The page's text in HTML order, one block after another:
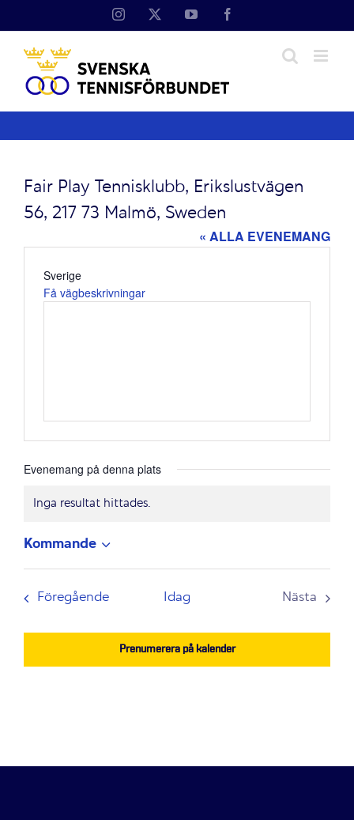
Instagram YouTube
Fair Play Tennisklubb, Erikslustvägen
56, 217 73 Malmö, Sweden
« ALLA EVENEMANG
Adress
Sverige
Få vägbeskrivningar
Evenemang på denna plats
Notis
Inga resultat hittades.
Kommande
Välj
datum.
FöregåendeEvenemang
Idag
Nästa
Prenumerera på kalender